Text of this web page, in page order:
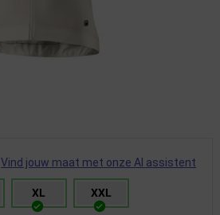
Vind jouw maat met onze AI assistent
XL XXL